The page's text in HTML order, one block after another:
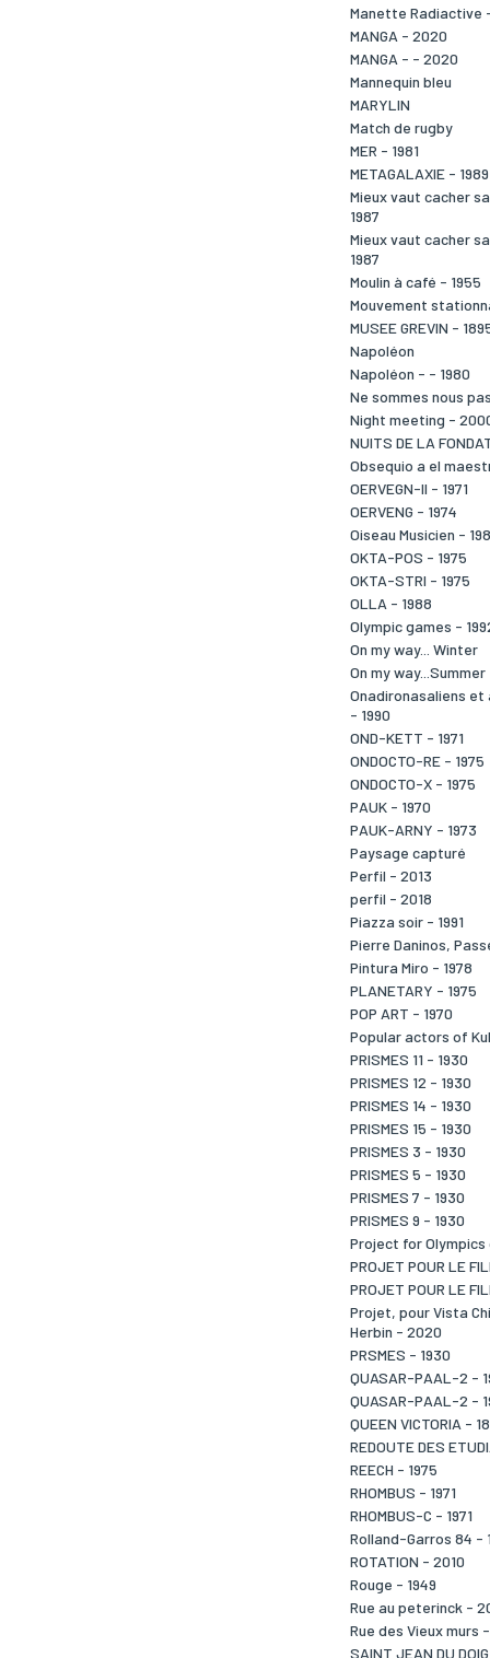
Manette Radiactive
MANGA - 2020
MANGA - - 2020
Mannequin bleu
MARYLIN
Match de rugby
MER - 1981
METAGALAXIE - 1989
Mieux vaut cacher
1987
Mieux vaut cacher
1987
Moulin à café - 1955
Mouvement
MUSEE GREVIN -
Napoléon
Napoléon - - 1980
Ne sommes nous
Night meeting -
NUITS DE LA
Obsequio a el
OERVEGN-II - 1971
OERVENG - 1974
Oiseau Musicien -
OKTA-POS - 1975
OKTA-STRI - 1975
OLLA - 1988
Olympic games -
On my way... Winter
On my way...Summer
Onadironasaliens
- 1990
OND-KETT - 1971
ONDOCTO-RE - 1975
ONDOCTO-X - 1975
PAUK - 1970
PAUK-ARNY - 1973
Paysage capturé
Perfil - 2013
perfil - 2018
Piazza soir - 1991
Pierre Daninos,
Pintura Miro - 1978
PLANETARY - 1975
POP ART - 1970
Popular actors of
PRISMES 11 - 1930
PRISMES 12 - 1930
PRISMES 14 - 1930
PRISMES 15 - 1930
PRISMES 3 - 1930
PRISMES 5 - 1930
PRISMES 7 - 1930
PRISMES 9 - 1930
Project for Olympics
PROJET POUR LE
PROJET POUR LE
Projet, pour Vista
Herbin - 2020
PRSMES - 1930
QUASAR-PAAL-2 -
QUASAR-PAAL-2 -
QUEEN VICTORIA -
REDOUTE DES
REECH - 1975
RHOMBUS - 1971
RHOMBUS-C - 1971
Rolland-Garros 84 -
ROTATION - 2010
Rouge - 1949
Rue au peterinck -
Rue des Vieux murs -
SAINT JEAN DU